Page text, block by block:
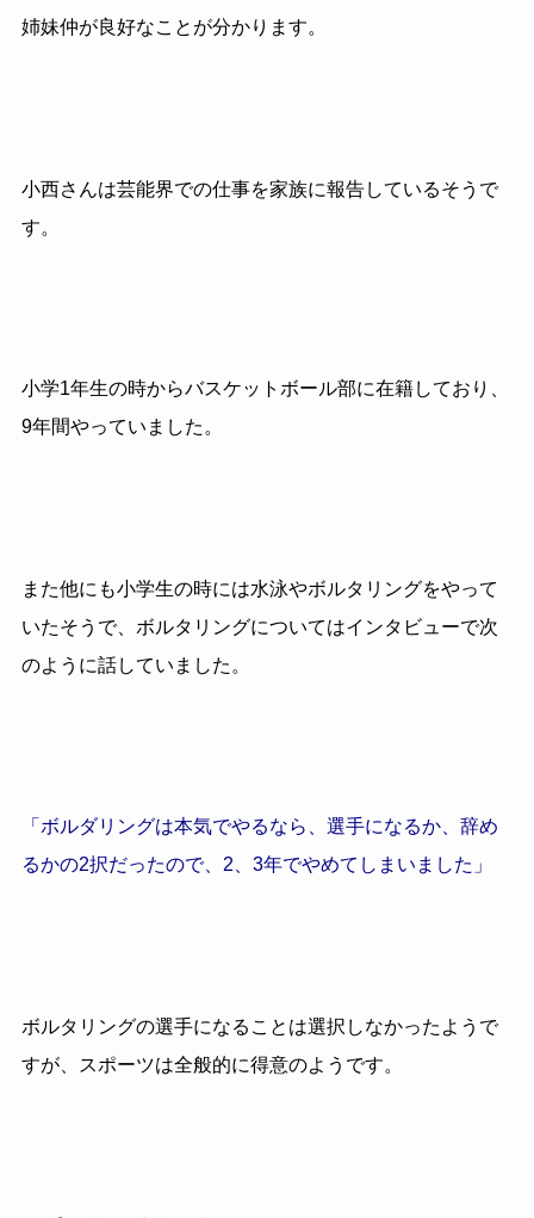
姉妹仲が良好なことが分かります。
小西さんは芸能界での仕事を家族に報告しているそうで
す。
小学1年生の時からバスケットボール部に在籍しており、
9年間やっていました。
また他にも小学生の時には水泳やボルタリングをやって
いたそうで、ボルタリングについてはインタビューで次
のように話していました。
「ボルダリングは本気でやるなら、選手になるか、辞め
るかの2択だったので、2、3年でやめてしまいました」
ボルタリングの選手になることは選択しなかったようで
すが、スポーツは全般的に得意のようです。